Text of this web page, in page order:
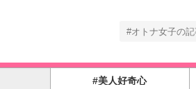
#美人好奇心